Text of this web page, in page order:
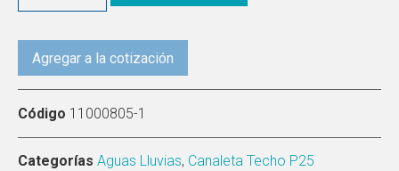
Agregar a la cotización
Código 11000805-1
Categorías Aguas Lluvias, Canaleta Techo P25